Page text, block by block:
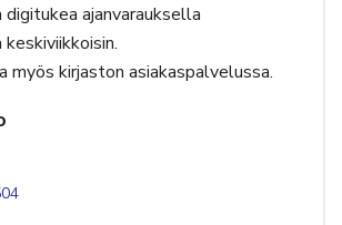
ajanvarauksella
keskiviikkoisin.
myös kirjaston asiakaspalvelussa.